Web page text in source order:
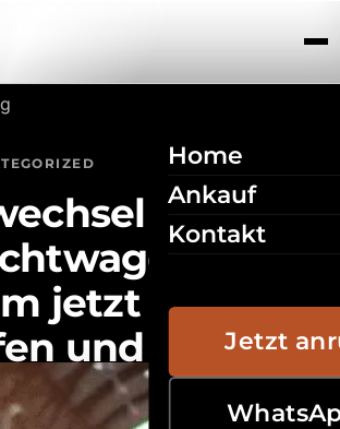
Home
Ankauf
Kontakt
Jetzt
nutzen:
in
jetzt
und mehr